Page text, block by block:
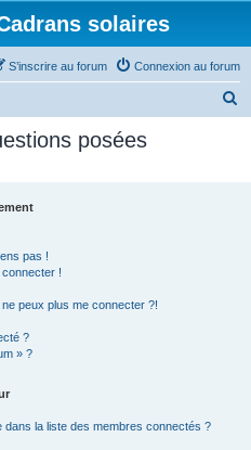
solaires
Connexion au forum
S’inscrire au forum
posées
pas !
!
peux plus me connecter ?!
?
» ?
dans la liste des membres connectés ?